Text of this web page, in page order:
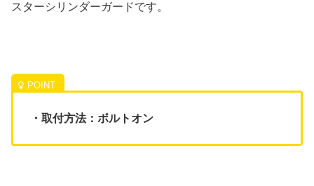
スターシリンダーガードです。
・取付方法：ボルトオン